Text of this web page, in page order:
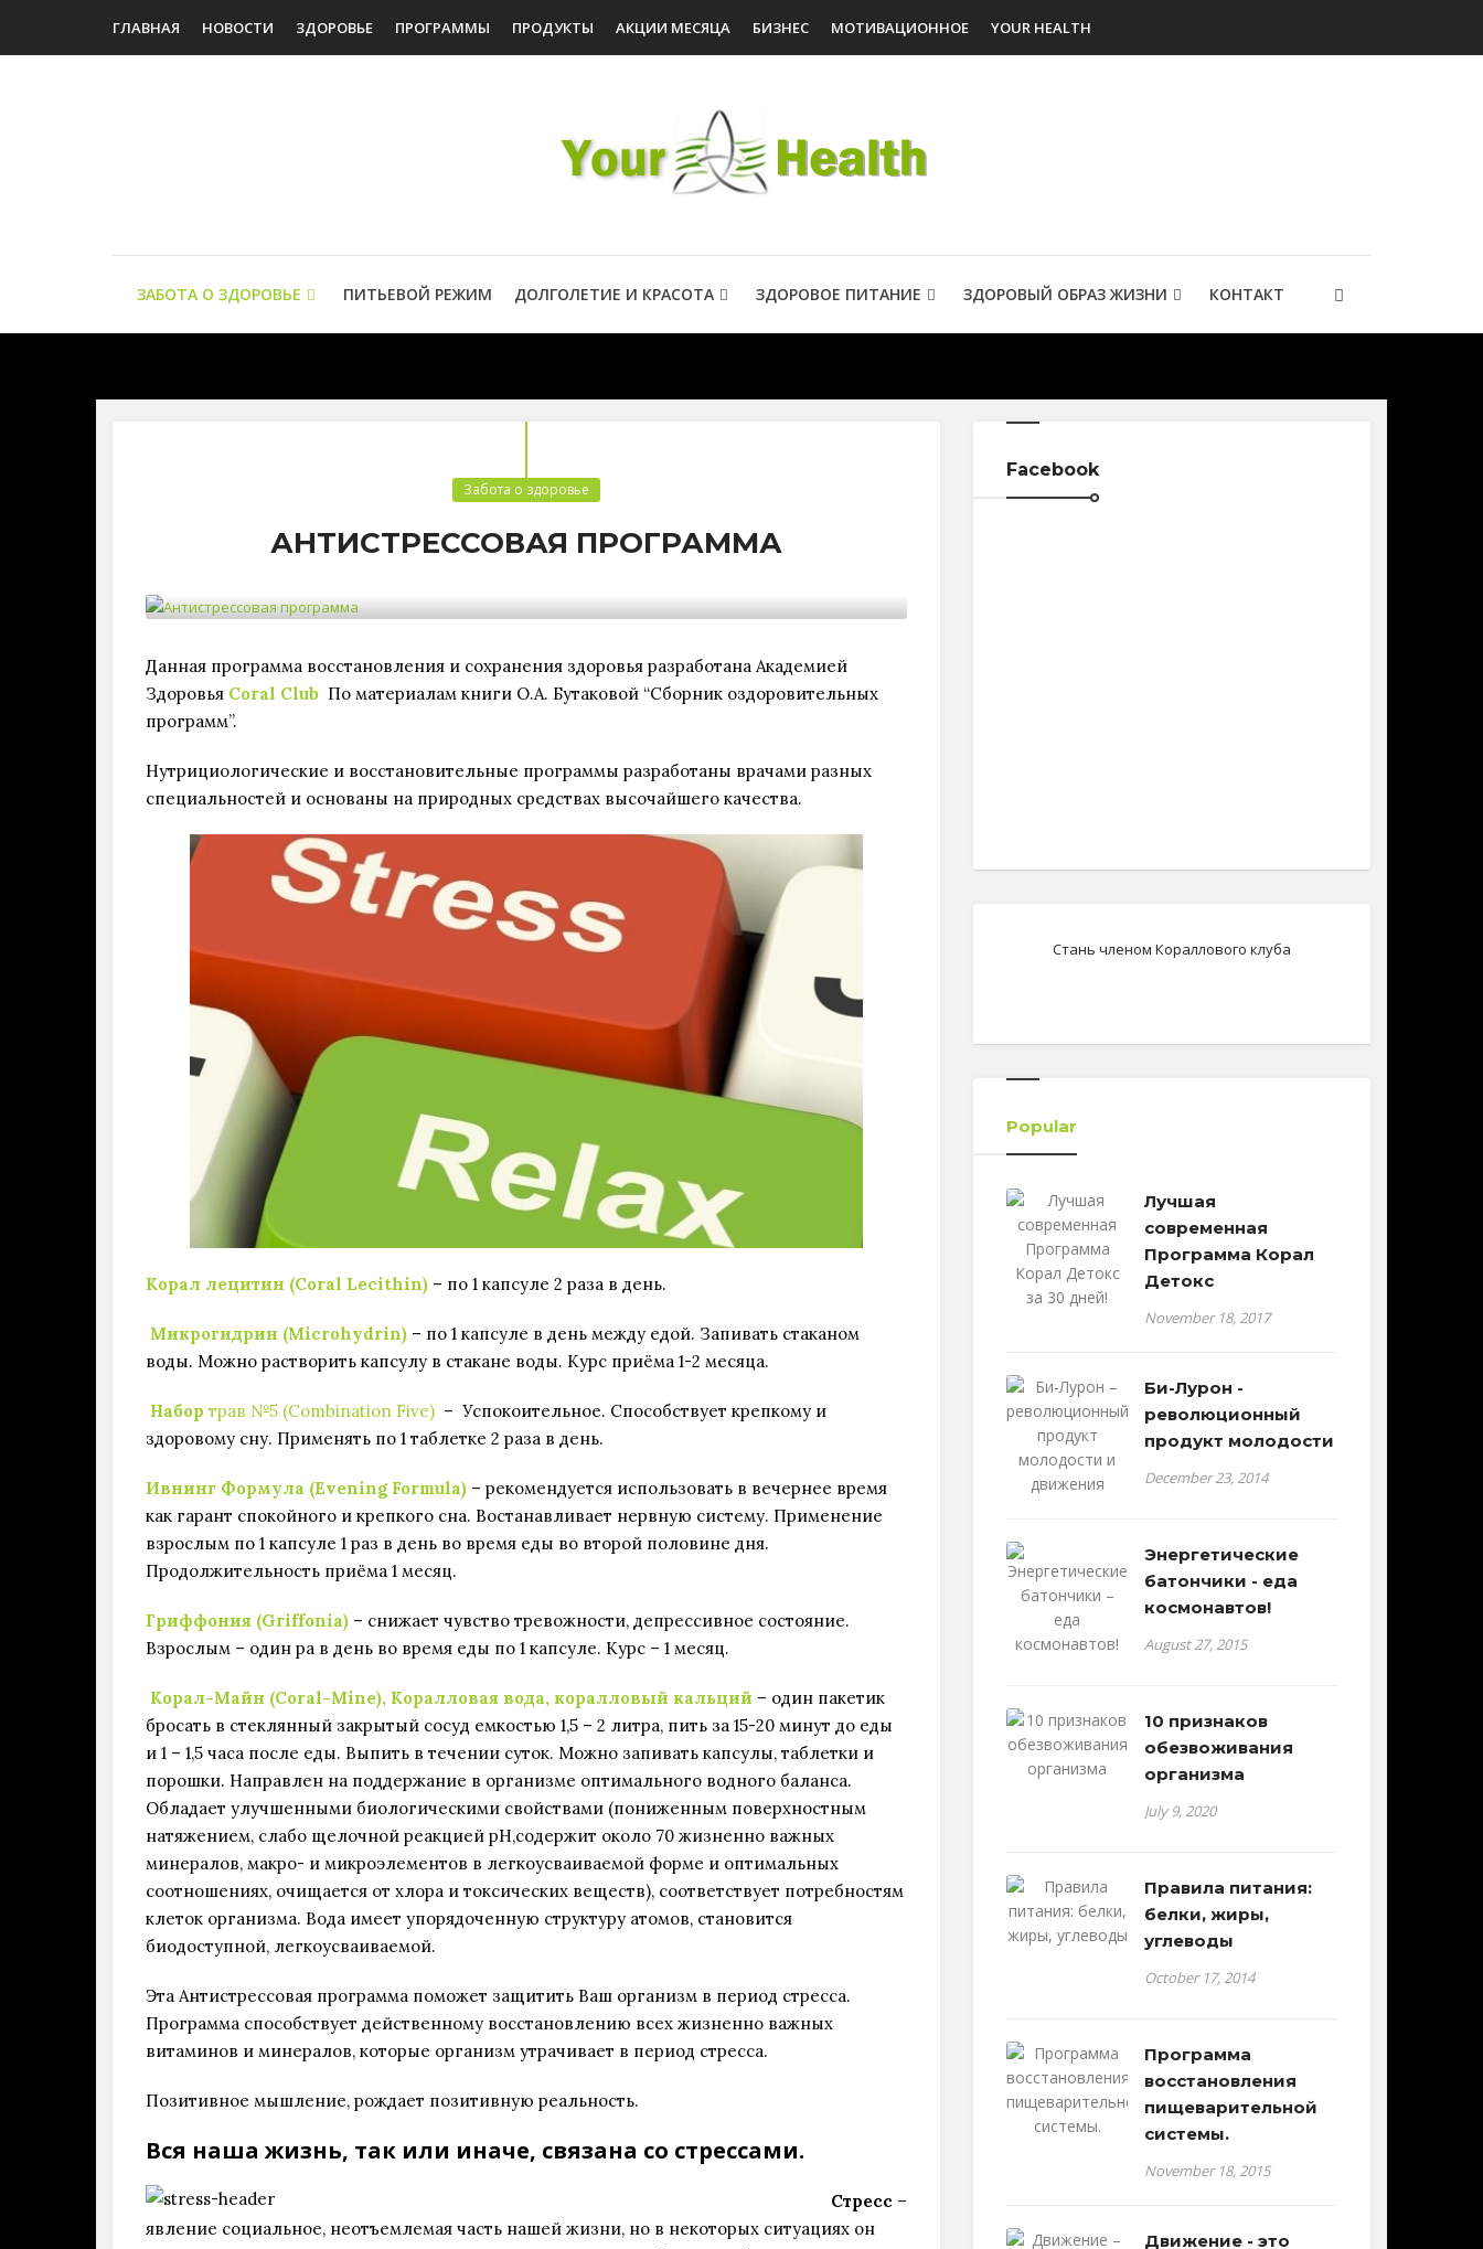
ГЛАВНАЯ НОВОСТИ ЗДОРОВЬЕ ПРОГРАММЫ ПРОДУКТЫ АКЦИИ МЕСЯЦА БИЗНЕС МОТИВАЦИОННОЕ YOUR HEALTH
ЗАБОТА О ЗДОРОВЬЕ ПИТЬЕВОЙ РЕЖИМ ДОЛГОЛЕТИЕ И КРАСОТА ЗДОРОВОЕ ПИТАНИЕ ЗДОРОВЫЙ ОБРАЗ ЖИЗНИ КОНТАКТ
Забота о здоровье
АНТИСТРЕССОВАЯ ПРОГРАММА
Данная программа восстановления и сохранения здоровья разработана Академией
Здоровья Coral Club По материалам книги О.А. Бутаковой “Сборник оздоровительных
программ”.
Нутрициологические и восстановительные программы разработаны врачами разных
специальностей и основаны на природных средствах высочайшего качества.
Корал лецитин (Coral Lecithin) – по 1 капсуле 2 раза в день.
Микрогидрин (Microhydrin) – по 1 капсуле в день между едой. Запивать стаканом
воды. Можно растворить капсулу в стакане воды. Курс приёма 1-2 месяца.
Набор трав №5 (Combination Five) – Успокоительное. Способствует крепкому и
здоровому сну. Применять по 1 таблетке 2 раза в день.
Ивнинг Формула (Evening Formula) – рекомендуется использовать в вечернее время
как гарант спокойного и крепкого сна. Востанавливает нервную систему. Применение
взрослым по 1 капсуле 1 раз в день во время еды во второй половине дня.
Продолжительность приёма 1 месяц.
Гриффония (Griffonia) – снижает чувство тревожности, депрессивное состояние.
Взрослым – один ра в день во время еды по 1 капсуле. Курс – 1 месяц.
Корал-Майн (Coral-Mine), Коралловая вода, коралловый кальций – один пакетик
бросать в стеклянный закрытый сосуд емкостью 1,5 – 2 литра, пить за 15-20 минут до еды
и 1 – 1,5 часа после еды. Выпить в течении суток. Можно запивать капсулы, таблетки и
порошки. Направлен на поддержание в организме оптимального водного баланса.
Обладает улучшенными биологическими свойствами (пониженным поверхностным
натяжением, слабо щелочной реакцией рН,содержит около 70 жизненно важных
минералов, макро- и микроэлементов в легкоусваиваемой форме и оптимальных
соотношениях, очищается от хлора и токсических веществ), соответствует потребностям
клеток организма. Вода имеет упорядоченную структуру атомов, становится
биодоступной, легкоусваиваемой.
Эта Антистрессовая программа поможет защитить Ваш организм в период стресса.
Программа способствует действенному восстановлению всех жизненно важных
витаминов и минералов, которые организм утрачивает в период стресса.
Позитивное мышление, рождает позитивную реальность.
Вся наша жизнь, так или иначе, связана со стрессами.
Стресс –
явление социальное, неотъемлемая часть нашей жизни, но в некоторых ситуациях он
Facebook
Стань членом Кораллового клуба
Popular
Лучшая
современная
Программа Корал
Детокс
November 18, 2017
Би-Лурон -
революционный
продукт молодости
December 23, 2014
Энергетические
батончики - еда
космонавтов!
August 27, 2015
10 признаков
обезвоживания
организма
July 9, 2020
Правила питания:
белки, жиры,
углеводы
October 17, 2014
Программа
восстановления
пищеварительной
системы.
November 18, 2015
Движение - это